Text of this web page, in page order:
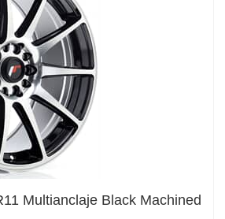
Multianclaje Black Machined